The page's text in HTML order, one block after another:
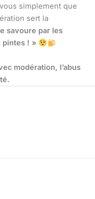
simplement que
sert la
savoure par les
pintes ! »
modération, l’abus